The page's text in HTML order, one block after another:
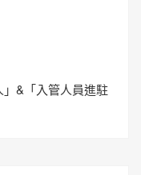
」&「入管人員進駐